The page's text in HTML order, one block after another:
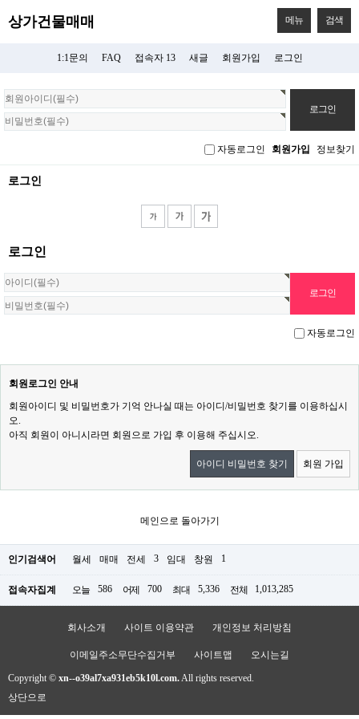
상가건물매매 메뉴 검색
1:1문의 FAQ 접속자 13 새글 회원가입 로그인
회
원
로
자동로그인 회원가입 정보찾기
로그인
로그인
자동로그인
회원로그인 안내
회원아이디 및 비밀번호가 기억 안나실 때는 아이디/비밀번호 찾기를 이용하십시
오.
아직 회원이 아니시라면 회원으로 가입 후 이용해 주십시오.
아이디 비밀번호 찾기 회원 가입
메인으로 돌아가기
인기검색어 월세 매매 전세 3 임대 창원 1
접속자집계 오늘 586 어제 700 최대 5,336 전체 1,013,285
회사소개 사이트 이용약관 개인정보 처리방침
이메일주소무단수집거부 사이트맵 오시는길
Copyright © xn--o39al7xa931eb5k10l.com.All rights reserved.
상단으로